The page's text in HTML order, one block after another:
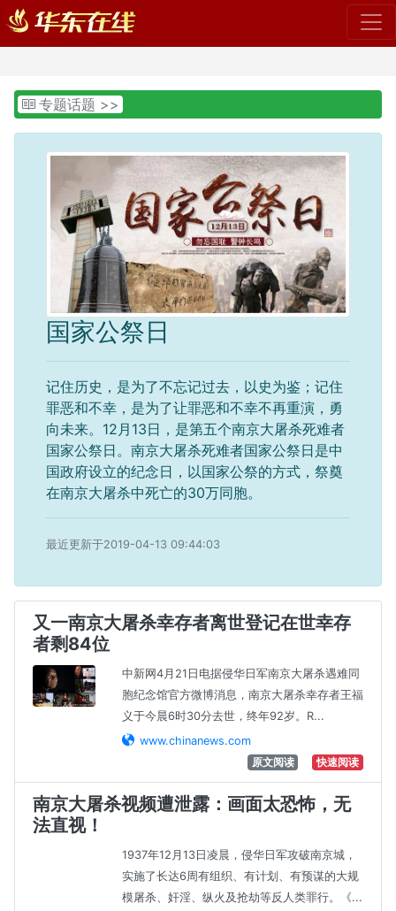
专题话题 >>
国家公祭日
记住历史，是为了不忘记过去，以史为鉴；记住
罪恶和不幸，是为了让罪恶和不幸不再重演，勇
向未来。12月13日，是第五个南京大屠杀死难者
国家公祭日。南京大屠杀死难者国家公祭日是中
国政府设立的纪念日，以国家公祭的方式，祭奠
在南京大屠杀中死亡的30万同胞。
最近更新于2019-04-13 09:44:03
又一南京大屠杀幸存者离世登记在世幸存
者剩84位
中新网4月21日电据侵华日军南京大屠杀遇难同
胞纪念馆官方微博消息，南京大屠杀幸存者王福
义于今晨6时30分去世，终年92岁。R...
www.chinanews.com
原文阅读
快速阅读
南京大屠杀视频遭泄露：画面太恐怖，无
法直视！
1937年12月13日凌晨，侵华日军攻破南京城，
实施了长达6周有组织、有计划、有预谋的大规
模屠杀、奸淫、纵火及抢劫等反人类罪行。《...